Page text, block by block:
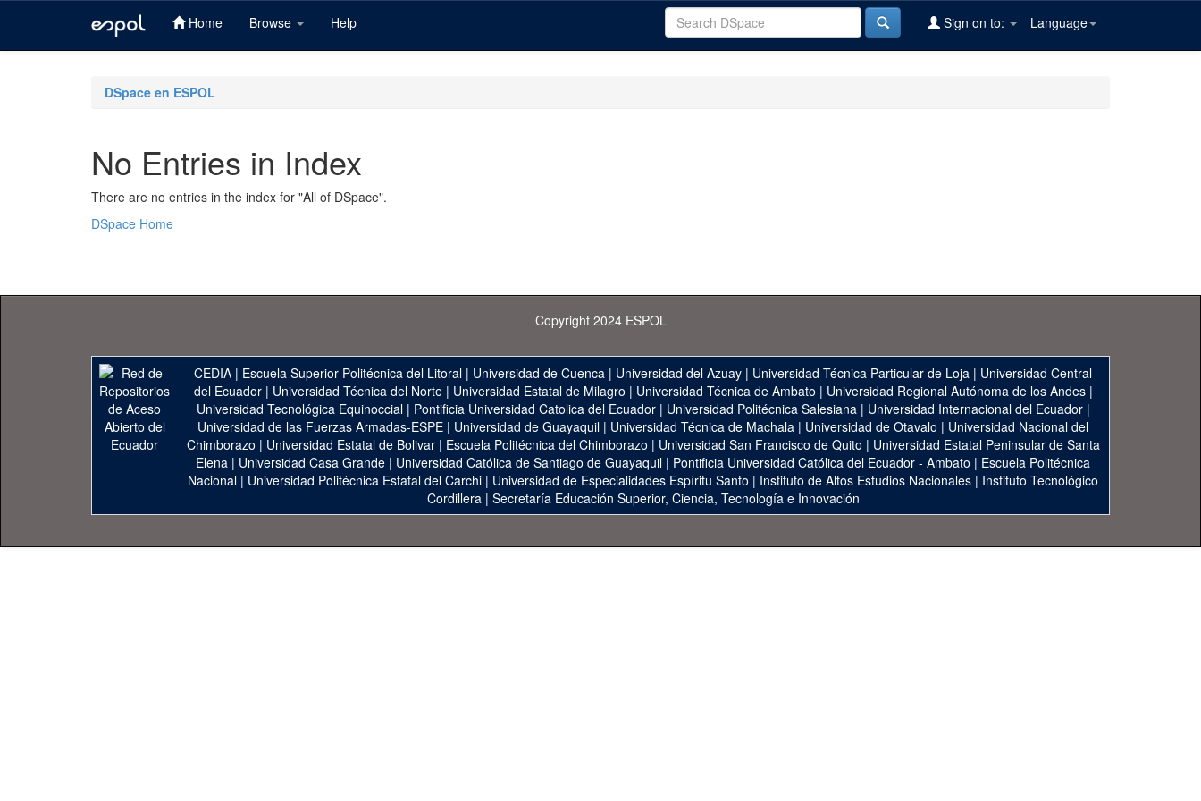
Home Browse Help Language
Sign on to:
DSpace en ESPOL
No Entries in Index
There are no entries in the index for "All of DSpace".
DSpace Home
Copyright 2024 ESPOL
CEDIA | Escuela Superior Politécnica del Litoral | Universidad de Cuenca | Universidad del Azuay | Universidad Técnica Particular de Loja | Universidad Central
del Ecuador| Universidad Técnica del Norte| Universidad Estatal de Milagro | Universidad Técnica de Ambato | Universidad Regional Autónoma de los Andes|
Universidad Tecnológica Equinoccial| Pontificia Universidad Catolica del Ecuador| Universidad Politécnica Salesiana| Universidad Internacional del Ecuador|
Universidad de las Fuerzas Armadas-ESPE | Universidad de Guayaquil | Universidad Técnica de Machala | Universidad de Otavalo | Universidad Nacional del
Chimborazo | Universidad Estatal de Bolivar| Escuela Politécnica del Chimborazo | Universidad San Francisco de Quito | Universidad Estatal Peninsular de Santa
Elena | Universidad Casa Grande | Universidad Católica de Santiago de Guayaquil | Pontificia Universidad Católica del Ecuador - Ambato | Escuela Politécnica
Nacional | Universidad Politécnica Estatal del Carchi | Universidad de Especialidades Espíritu Santo | Instituto de Altos Estudios Nacionales | Instituto Tecnológico
Cordillera| Secretaría Educación Superior, Ciencia, Tecnología e Innovación